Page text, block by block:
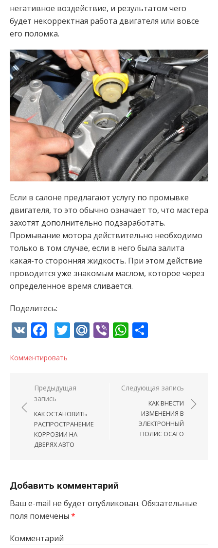
негативное воздействие, и результатом чего
будет некорректная работа двигателя или вовсе
его поломка.
Если в салоне предлагают услугу по промывке
двигателя, то это обычно означает то, что мастера
захотят дополнительно подзаработать.
Промывание мотора действительно необходимо
только в том случае, если в него была залита
какая-то сторонняя жидкость. При этом действие
проводится уже знакомым маслом, которое через
определенное время сливается.
Поделитесь:
VK Facebook
Twitter
Mail.Ru
ViberWhatsApp
Комментировать
Навигация по записям
Предыдущая
запись
КАК ОСТАНОВИТЬ
РАСПРОСТРАНЕНИЕ
КОРРОЗИИ НА
ДВЕРЯХ АВТО
Следующая запись
КАК ВНЕСТИ
ИЗМЕНЕНИЯ В
ЭЛЕКТРОННЫЙ
ПОЛИС ОСАГО
Добавить комментарий
Ваш e-mail не будет опубликован. Обязательные
поля помечены *
Комментарий